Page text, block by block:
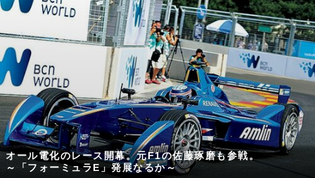
オール電化のレース開幕。元F1の佐藤琢磨も参戦。
～「フォーミュラE」発展なるか～